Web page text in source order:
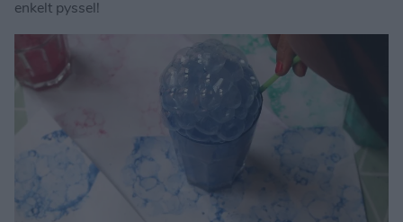
enkelt pyssel!